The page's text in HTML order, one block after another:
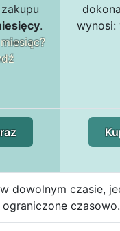
.
wynosi:
dowolnym czasie,
ograniczone czasowo.